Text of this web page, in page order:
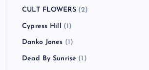
CULT FLOWERS(2)
Cypress Hill (1)
Danko Jones (1)
Dead By Sunrise (1)